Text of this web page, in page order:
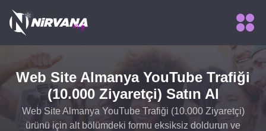
Web Site Almanya YouTube Trafiği
(10.000 Ziyaretçi) Satın Al
Web Site Almanya YouTube Trafiği (10.000 Ziyaretçi)
ürünü için alt bölümdeki formu eksiksiz doldurun ve